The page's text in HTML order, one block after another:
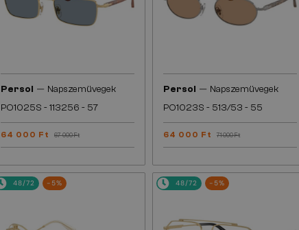
Persol — Napszemüvegek
PO1025S - 113256 - 57
64 000 Ft 67 000 Ft
Persol — Napszemüvegek
PO1023S - 513/53 - 55
64 000 Ft 71 000 Ft
48/72 -5% 48/72 -5%